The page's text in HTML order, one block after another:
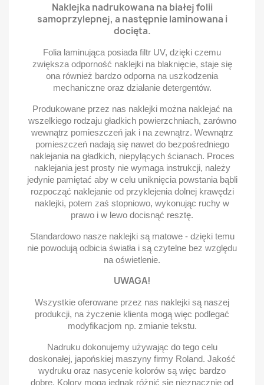
Naklejka nadrukowana na białej folii
samoprzylepnej, a następnie laminowana i
docięta.
Folia laminująca posiada filtr UV, dzięki czemu
zwiększa odporność naklejki na blaknięcie, staje się
ona również bardzo odporna na uszkodzenia
mechaniczne oraz działanie detergentów.
Produkowane przez nas naklejki można naklejać na
wszelkiego rodzaju gładkich powierzchniach, zarówno
wewnątrz pomieszczeń jak i na zewnątrz. Wewnątrz
pomieszczeń nadają się nawet do bezpośredniego
naklejania na gładkich, niepylących ścianach. Proces
naklejania jest prosty nie wymaga instrukcji, należy
jedynie pamiętać aby w celu uniknięcia powstania bąbli
rozpocząć naklejanie od przyklejenia dolnej krawędzi
naklejki, potem zaś stopniowo, wykonując ruchy w
prawo i w lewo docisnąć resztę.
Standardowo nasze naklejki są matowe - dzięki temu
nie powodują odbicia światła i są czytelne bez względu
na oświetlenie.
UWAGA!
Wszystkie oferowane przez nas naklejki są naszej
produkcji, na życzenie klienta mogą więc podlegać
modyfikacjom np. zmianie tekstu.
Nadruku dokonujemy używając do tego celu
doskonałej, japońskiej maszyny firmy Roland. Jakość
wydruku oraz nasycenie kolorów są więc bardzo
dobre. Kolory mogą jednak różnić się nieznacznie od